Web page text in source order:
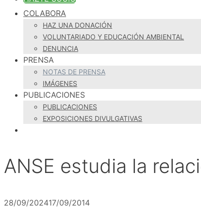
COLABORA
HAZ UNA DONACIÓN
VOLUNTARIADO Y EDUCACIÓN AMBIENTAL
DENUNCIA
PRENSA
NOTAS DE PRENSA
IMÁGENES
PUBLICACIONES
PUBLICACIONES
EXPOSICIONES DIVULGATIVAS
ANSE estudia la
28/09/202417/09/2014